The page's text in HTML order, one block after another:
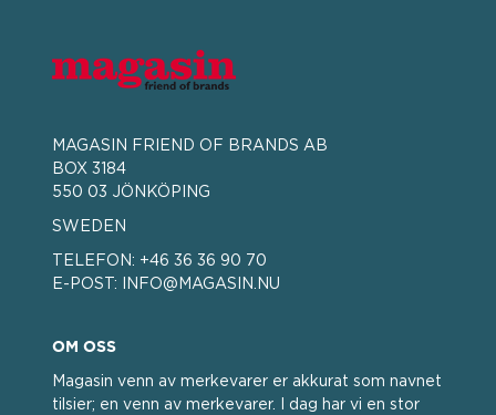
MAGASIN FRIEND OF BRANDS AB
BOX 3184
550 03 JÖNKÖPING
SWEDEN
TELEFON: +46 36 36 90 70
E-POST:
INFO@MAGASIN.NU
OM OSS
Magasin venn av merkevarer er akkurat som navnet
tilsier; en venn av merkevarer. I dag har vi en stor